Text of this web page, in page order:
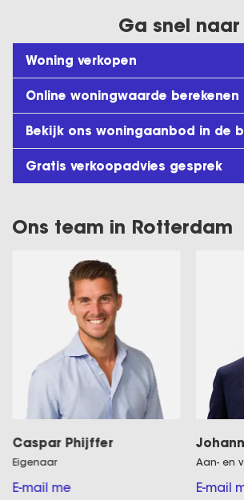
Ga snel naar
Woning verkopen
Online woningwaarde berekenen
Bekijk ons woningaanbod in de
Gratis verkoopadvies gesprek
Ons team in Rotterdam
Caspar Phijffer
Eigenaar
E-mail me
Aan- en
E-mail